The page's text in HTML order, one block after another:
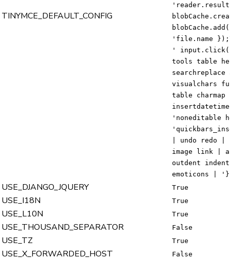
TINYMCE_DEFAULT_CONFIG
'file.name
'
tools table
visualchars
table
'noneditable
| undo redo
image link |
outdent
emoticons | '}
USE_DJANGO_JQUERY True
USE_I18N True
USE_L10N True
USE_THOUSAND_SEPARATOR False
USE_TZ True
USE_X_FORWARDED_HOST False